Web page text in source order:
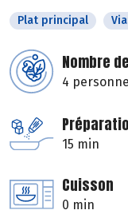
Plat principal
Nombre
4
15 min
Cuisson
0 min